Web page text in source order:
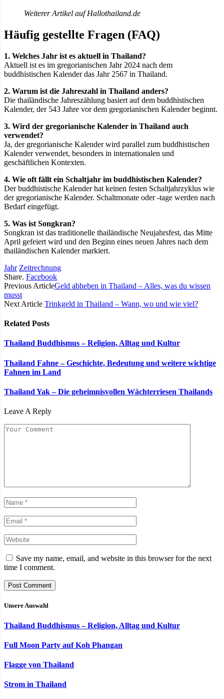
Weiterer Artikel auf Hallothailand.de
Häufig gestellte Fragen (FAQ)
1. Welches Jahr ist es aktuell in Thailand?
Aktuell ist es im gregorianischen Jahr 2024 nach dem
buddhistischen Kalender das Jahr 2567 in Thailand.
2. Warum ist die Jahreszahl in Thailand anders?
Die thailändische Jahreszählung basiert auf dem buddhistischen
Kalender, der 543 Jahre vor dem gregorianischen Kalender beginnt.
3. Wird der gregorianische Kalender in Thailand auch
verwendet?
Ja, der gregorianische Kalender wird parallel zum buddhistischen
Kalender verwendet, besonders in internationalen und
geschäftlichen Kontexten.
4. Wie oft fällt ein Schaltjahr im buddhistischen Kalender?
Der buddhistische Kalender hat keinen festen Schaltjahrzyklus wie
der gregorianische Kalender. Schaltmonate oder -tage werden nach
Bedarf eingefügt.
5. Was ist Songkran?
Songkran ist das traditionelle thailändische Neujahrsfest, das Mitte
April gefeiert wird und den Beginn eines neuen Jahres nach dem
thailändischen Kalender markiert.
Jahr Zeitrechnung
Share. Facebook
Previous ArticleGeld abheben in Thailand – Alles, was du wissen
musst
Next Article Trinkgeld in Thailand – Wann, wo und wie viel?
Related Posts
Thailand Buddhismus – Religion, Alltag und Kultur
Thailand Fahne – Geschichte, Bedeutung und weitere wichtige
Fahnen im Land
Thailand Yak – Die geheimnisvollen Wächterriesen Thailands
Leave A Reply
Save my name, email, and website in this browser for the next
time I comment.
Unsere Auswahl
Thailand Buddhismus – Religion, Alltag und Kultur
Full Moon Party auf Koh Phangan
Flagge von Thailand
Strom in Thailand